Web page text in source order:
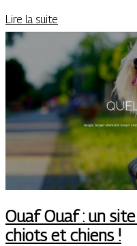
Lire la suite
Ouaf Ouaf : un
chiots et chiens !